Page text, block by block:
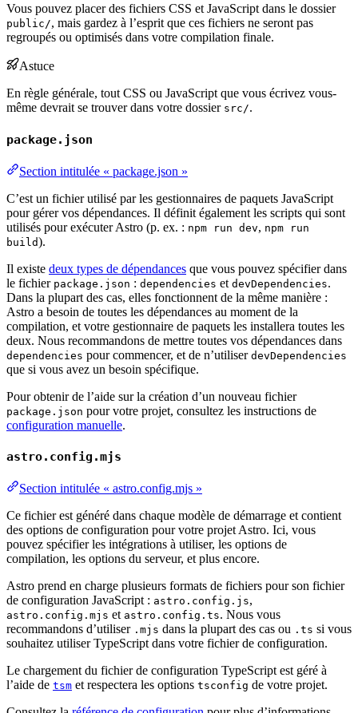
Vous pouvez placer des fichiers CSS et JavaScript dans le dossier
public/, mais gardez à l’esprit que ces fichiers ne seront pas
regroupés ou optimisés dans votre compilation finale.
Astuce
En règle générale, tout CSS ou JavaScript que vous écrivez vous-
même devrait se trouver dans votre dossier src/.
package.json
Section intitulée « package.json »
C’est un fichier utilisé par les gestionnaires de paquets JavaScript
pour gérer vos dépendances. Il définit également les scripts qui sont
utilisés pour exécuter Astro (p. ex. : npm run dev, npm run
build).
Il existe deux types de dépendances que vous pouvez spécifier dans
le fichier package.json : dependencies et devDependencies.
Dans la plupart des cas, elles fonctionnent de la même manière :
Astro a besoin de toutes les dépendances au moment de la
compilation, et votre gestionnaire de paquets les installera toutes les
deux. Nous recommandons de mettre toutes vos dépendances dans
dependencies pour commencer, et de n’utiliser devDependencies
que si vous avez un besoin spécifique.
Pour obtenir de l’aide sur la création d’un nouveau fichier
package.json pour votre projet, consultez les instructions de
configuration manuelle.
astro.config.mjs
Section intitulée « astro.config.mjs »
Ce fichier est généré dans chaque modèle de démarrage et contient
des options de configuration pour votre projet Astro. Ici, vous
pouvez spécifier les intégrations à utiliser, les options de
compilation, les options du serveur, et plus encore.
Astro prend en charge plusieurs formats de fichiers pour son fichier
de configuration JavaScript : astro.config.js,
astro.config.mjs et astro.config.ts. Nous vous
recommandons d’utiliser .mjs dans la plupart des cas ou .ts si vous
souhaitez utiliser TypeScript dans votre fichier de configuration.
Le chargement du fichier de configuration TypeScript est géré à
l’aide de tsm et respectera les options tsconfig de votre projet.